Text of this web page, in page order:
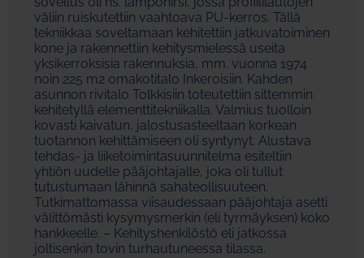
väliin ruiskutettiin vaahtoava PU-kerros. Tällä
tekniikkaa soveltamaan kehitettiin jatkuvatoiminen
kone ja rakennettiin kehitysmielessä useita
yksikerroksisia rakennuksia, mm. vuonna 1974
noin 225 m2 omakotitalo Inkeroisiin. Kahden
asunnon rivitalo Tolkkisiin toteutettiin sittemmin
kehitetyllä elementtitekniikalla. Valmius tuolloin
kovasti kaivatun, jalostusasteeltaan korkean
tuotannon kehittämiseen oli syntynyt. Alustava
tehdas- ja liiketoimintasuunnitelma esiteltiin
yhtiön uudelle pääjohtajalle, joka oli tullut
tutustumaan lähinnä sahateollisuuteen.
Tutkimattomassa viisaudessaan pääjohtaja asetti
välittömästi kysymysmerkin (eli tyrmäyksen) koko
hankkeelle. – Kehityshenkilöstö eli jatkossa
joltisenkin tovin turhautuneessa tilassa.